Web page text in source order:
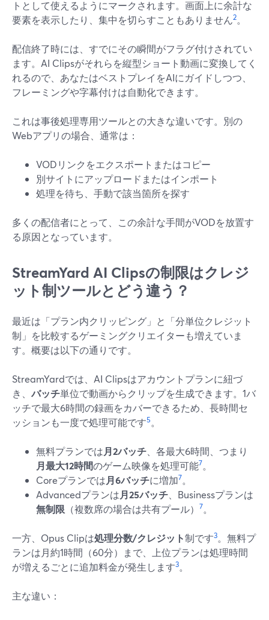
トとして使えるようにマークされます。画面上に余計な
要素を表示したり、集中を切らすこともありません2。
配信終了時には、すでにその瞬間がフラグ付けされてい
ます。AI Clipsがそれらを縦型ショート動画に変換してく
れるので、あなたはベストプレイをAIにガイドしつつ、
フレーミングや字幕付けは自動化できます。
これは事後処理専用ツールとの大きな違いです。別の
Webアプリの場合、通常は：
VODリンクをエクスポートまたはコピー
別サイトにアップロードまたはインポート
処理を待ち、手動で該当箇所を探す
多くの配信者にとって、この余計な手間がVODを放置す
る原因となっています。
StreamYard AI Clipsの制限はクレジ
ット制ツールとどう違う？
最近は「プラン内クリッピング」と「分単位クレジット
制」を比較するゲーミングクリエイターも増えていま
す。概要は以下の通りです。
StreamYardでは、AI Clipsはアカウントプランに紐づ
き、 バッチ単位で動画からクリップを生成できます。1バ
ッチで最大6時間の録画をカバーできるため、長時間セ
ッションも一度で処理可能です5 。
無料プランでは月2バッチ 、各最大6時間、つまり
月最大12時間のゲーム映像を処理可能7。
Coreプランでは月6バッチに増加7。
Advancedプランは月25バッチ 、Businessプランは
無制限 （複数席の場合は共有プール） 7。
一方、Opus Clipは処理分数/クレジット制です3。無料プ
ランは月約1時間（60分）まで、上位プランは処理時間
が増えるごとに追加料金が発生します3。
主な違い：